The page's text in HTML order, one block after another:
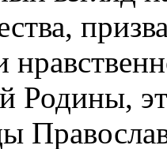
Родины,